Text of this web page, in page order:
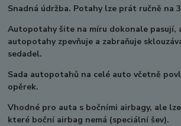
Snadná údržba. Potahy lze prát ručně na
Autopotahy šite na míru dokonale pasují,
autopotahy zpevňuje a zabraňuje
sedadel.
Sada autopotahů na celé auto včetně
opěrek.
Vhodné pro auta s bočními airbagy, ale
které boční airbag nemá (speciální šev).